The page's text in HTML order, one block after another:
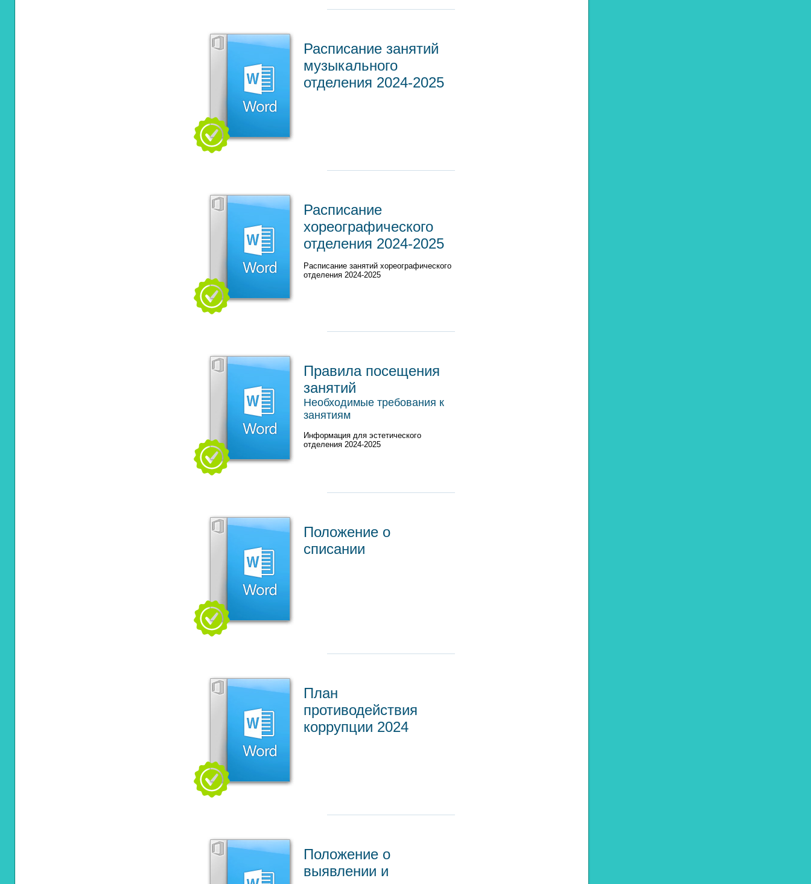
Расписание занятий
музыкального
отделения 2024-2025
Расписание
хореографического
отделения 2024-2025
Расписание занятий хореографического
отделения 2024-2025
Правила посещения
занятий
Необходимые требования к
занятиям
Информация для эстетического
отделения 2024-2025
Положение о
списании
План
противодействия
коррупции 2024
Положение о
выявлении и